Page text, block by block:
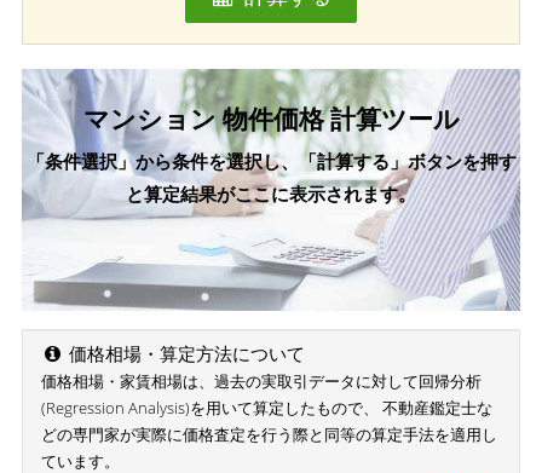
マンション 物件価格 計算ツール
「条件選択」から条件を選択し、「計算する」ボタンを押す
と算定結果がここに表示されます。
価格相場・算定方法について
価格相場・家賃相場は、過去の実取引データに対して回帰分析
(Regression Analysis)を用いて算定したもので、 不動産鑑定士な
どの専門家が実際に価格査定を行う際と同等の算定手法を適用し
ています。